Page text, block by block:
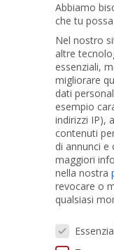
16015
PRODOTTI
Tubi PVC
Raccordi PVC
Tubi e
Pozzi Artesiani
Abbiamo
che tu
Nel nostro
altre
essenziali,
migliorare
dati
esempio
indirizzi IP),
contenuti
di annunci e
maggiori
nella nostra
revocare o
qualsiasi
Preferenze